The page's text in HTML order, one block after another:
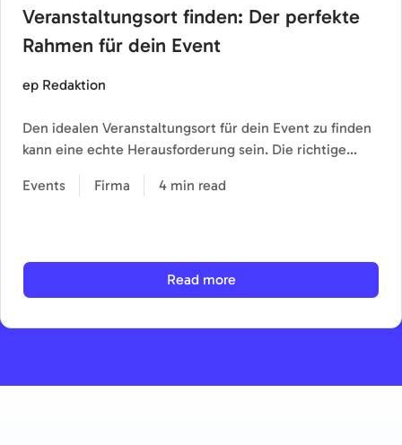
Veranstaltungsort finden: Der perfekte
Rahmen für dein Event
ep Redaktion
Den idealen Veranstaltungsort für dein Event zu finden
kann eine echte Herausforderung sein. Die richtige…
Events Firma 4 min read
Read more